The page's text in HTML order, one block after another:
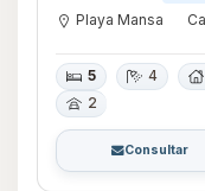
Playa Mansa
5 4
2
Consultar